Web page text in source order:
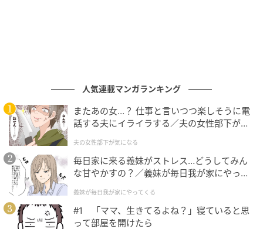
体は増えます。しかし、216は108（割る数を掛けた結
果）の2倍だとすぐに分かるので、最後の割り算はかな
り簡単になったはずです。
では、216÷18÷6=216÷
てなのでしょうか。
これは、整数の割り算を分数の割り算に書き換えて計
算していくと分かります。
人気連載マンガランキング
またあの女…？ 仕事と言いつつ楽しそうに電
話する夫にイライラする／夫の女性部下が気
夫の女性部下が気になる
毎日家に来る義妹がストレス…どうしてみん
な甘やかすの？／義妹が毎日我が家にやって
が】
義妹が毎日我が家にやってくる
#1 「ママ、生きてるよね？」寝ていると思
って部屋を開けたら